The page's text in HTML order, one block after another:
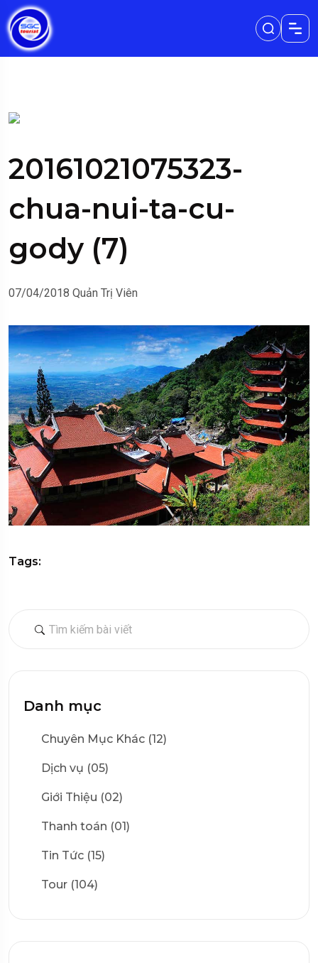
Danh mục
Chuyên Mục Khác (12)
Dịch vụ (05)
Giới Thiệu (02)
Thanh toán (01)
Tin Tức (15)
Tour (104)
20161021075323-
chua-nui-ta-cu-
gody (7)
07/04/2018 Quản Trị Viên
Tags: